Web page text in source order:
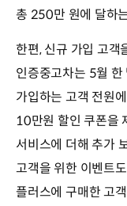
총 250만 원에 달하
한편, 신규 가입 고객
인증중고차는 5월
가입하는 고객 전원
10만원 할인 쿠폰을
서비스에 더해 추가
고객을 위한 이벤트
플러스에 구매한 고